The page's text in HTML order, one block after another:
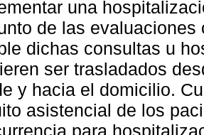
una
de las
dichas consultas u
ser trasladados
y hacia el domicilio.
asistencial de los
para